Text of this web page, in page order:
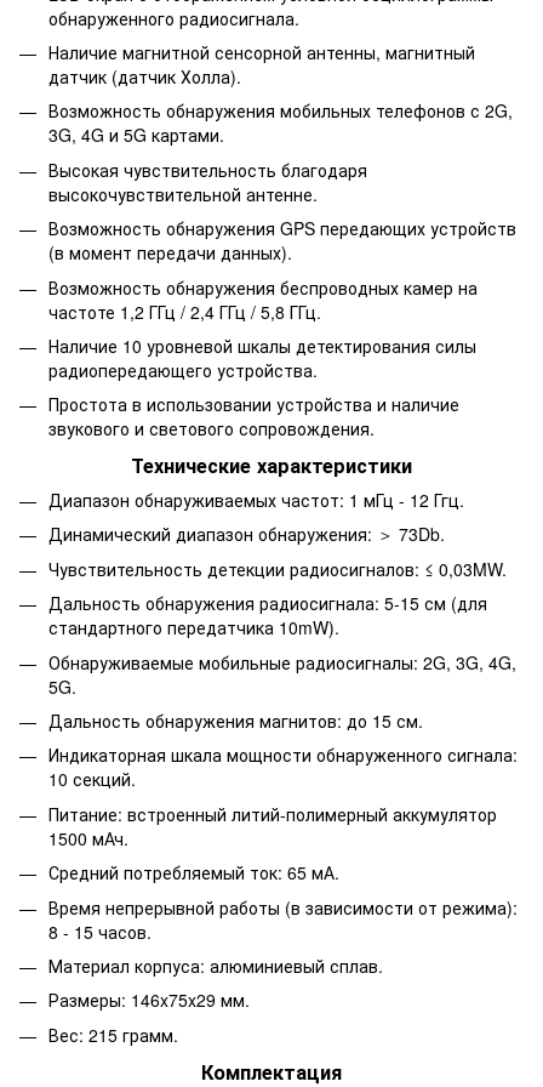
обнаруженного радиосигнала.
Наличие магнитной сенсорной антенны, магнитный
датчик (датчик Холла).
Возможность обнаружения мобильных телефонов с 2G,
3G, 4G и 5G картами.
Высокая чувствительность благодаря
высокочувствительной антенне.
Возможность обнаружения GPS передающих устройств
(в момент передачи данных).
Возможность обнаружения беспроводных камер на
частоте 1,2 ГГц / 2,4 ГГц / 5,8 ГГц.
Наличие 10 уровневой шкалы детектирования силы
радиопередающего устройства.
Простота в использовании устройства и наличие
звукового и светового сопровождения.
Технические характеристики
Диапазон обнаруживаемых частот: 1 мГц - 12 Ггц.
Динамический диапазон обнаружения: ＞ 73Db.
Чувствительность детекции радиосигналов: ≤ 0,03MW.
Дальность обнаружения радиосигнала: 5-15 см (для
стандартного передатчика 10mW).
Обнаруживаемые мобильные радиосигналы: 2G, 3G, 4G,
5G.
Дальность обнаружения магнитов: до 15 см.
Индикаторная шкала мощности обнаруженного сигнала:
10 секций.
Питание: встроенный литий-полимерный аккумулятор
1500 мАч.
Средний потребляемый ток: 65 мА.
Время непрерывной работы (в зависимости от режима):
8 - 15 часов.
Материал корпуса: алюминиевый сплав.
Размеры: 146x75x29 мм.
Вес: 215 грамм.
Комплектация